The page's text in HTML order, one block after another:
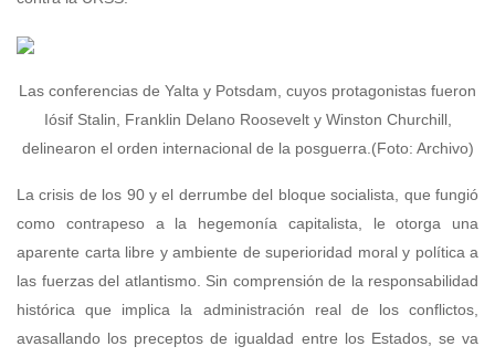
Las conferencias de Yalta y Potsdam, cuyos protagonistas fueron
Iósif Stalin, Franklin Delano Roosevelt y Winston Churchill,
delinearon el orden internacional de la posguerra.(Foto: Archivo)
La crisis de los 90 y el derrumbe del bloque socialista, que fungió
como contrapeso a la hegemonía capitalista, le otorga una
aparente carta libre y ambiente de superioridad moral y política a
las fuerzas del atlantismo. Sin comprensión de la responsabilidad
histórica que implica la administración real de los conflictos,
avasallando los preceptos de igualdad entre los Estados, se va